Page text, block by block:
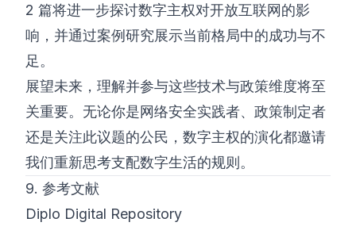
2 篇将进一步探讨数字主权对开放互联网的影
响，并通过案例研究展示当前格局中的成功与不
足。
展望未来，理解并参与这些技术与政策维度将至
关重要。无论你是网络安全实践者、政策制定者
还是关注此议题的公民，数字主权的演化都邀请
我们重新思考支配数字生活的规则。
9. 参考文献
Diplo Digital Repository